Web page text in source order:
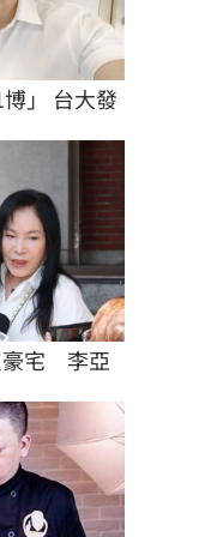
」 台大發
宅　李亞